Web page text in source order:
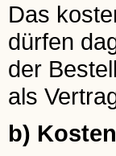
Das
dürfen
der
als
b)